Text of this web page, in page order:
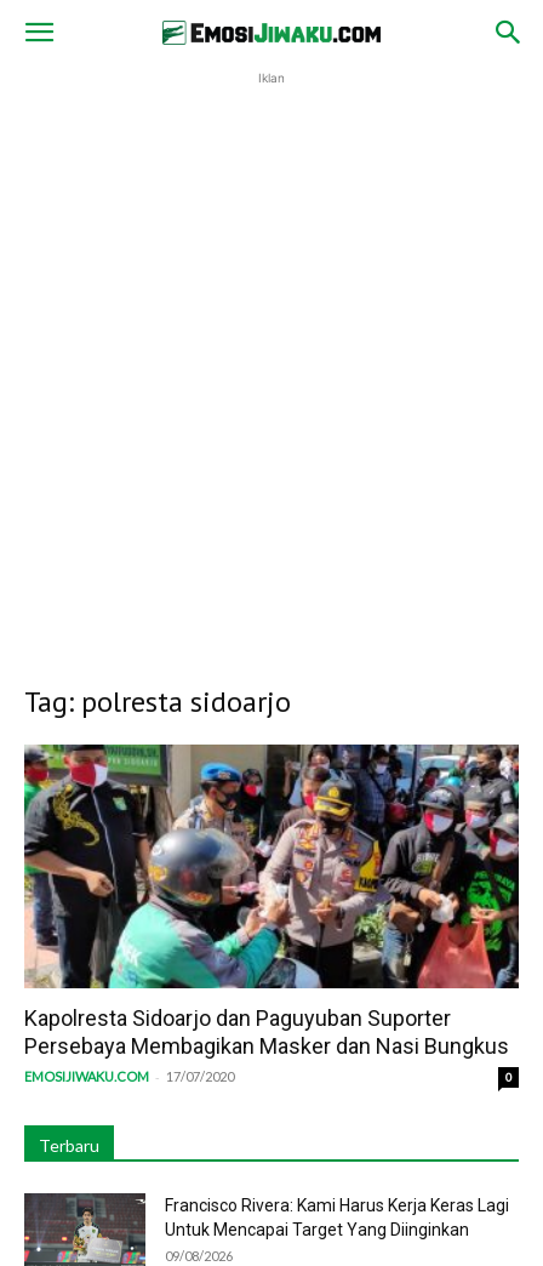
Iklan
Tag: polresta sidoarjo
Kapolresta Sidoarjo dan Paguyuban Suporter
Persebaya Membagikan Masker dan Nasi Bungkus
EMOSIJIWAKU.COM - 17/07/2020 0
Terbaru
Francisco Rivera: Kami Harus Kerja Keras Lagi
Untuk Mencapai Target Yang Diinginkan
09/08/2026